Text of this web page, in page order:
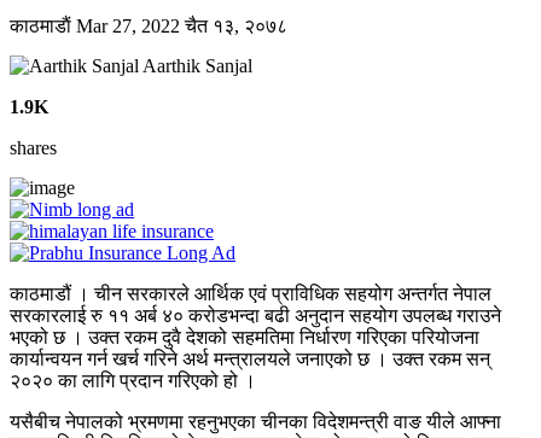
काठमाडाैं Mar 27, 2022चैत १३, २०७८
Aarthik Sanjal
1.9K
shares
काठमाडौं । चीन सरकारले आर्थिक एवं प्राविधिक सहयोग अन्तर्गत नेपाल
सरकारलाई रु ११ अर्ब ४० करोडभन्दा बढी अनुदान सहयोग उपलब्ध गराउने
भएको छ । उक्त रकम दुवै देशको सहमतिमा निर्धारण गरिएका परियोजना
कार्यान्वयन गर्न खर्च गरिने अर्थ मन्त्रालयले जनाएको छ । उक्त रकम सन्
२०२० का लागि प्रदान गरिएको हो ।
यसैबीच नेपालको भ्रमणमा रहनुभएका चीनका विदेशमन्त्री वाङ यीले आफ्ना